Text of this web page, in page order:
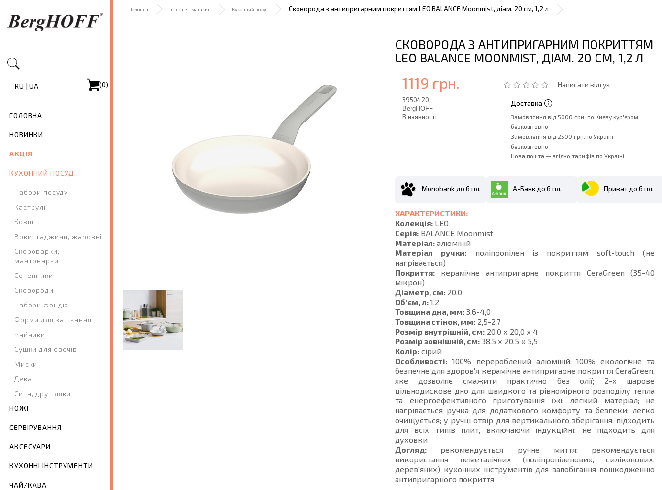
RU | UA (0)
ГОЛОВНА
НОВИНКИ
АКЦІЯ
КУХОННИЙ ПОСУД
Набори посуду
Каструлі
Ковші
Воки, таджини, жаровні
Скороварки,
мантоварки
Сотейники
Сковороди
Набори фондю
Форми для запікання
Чайники
Сушки для овочів
Миски
Дека
Сита, друшляки
НОЖІ
СЕРВІРУВАННЯ
АКСЕСУАРИ
КУХОННІ ІНСТРУМЕНТИ
ЧАЙ/КАВА
Головна Інтернет-магазин Кухонний посуд Сковорода з антипригарним покриттям LEO BALANCE Moonmist, діам. 20 см, 1,2 л
СКОВОРОДА З АНТИПРИГАРНИМ ПОКРИТТЯМ
LEO BALANCE MOONMIST, ДІАМ. 20 СМ, 1,2 Л
Написати відгук
1119 грн.
3950420
BergHOFF
В наявності
Доставка
Замовлення від 5000 грн. по Києву кур'єром
безкоштовно
Замовлення від 2500 грн.по Україні
безкоштовно
Нова пошта — згідно тарифів по Україні
Monobank до 6 пл. А-Банк до 6 пл. Приват до 6 пл.
ХАРАКТЕРИСТИКИ:
Колекція: LEO
Серія: BALANCE Moonmist
Матеріал: алюміній
Матеріал ручки: поліпропілен із покриттям soft-touch (не
нагрівається)
Покриття: керамічне антипригарне покриття CeraGreen (35-40
мікрон)
Діаметр, см: 20,0
Об'єм, л: 1,2
Товщина дна, мм: 3,6-4,0
Товщина стінок, мм: 2,5-2,7
Розмір внутрішній, см: 20,0 х 20,0 х 4
Розмір зовнішній, см: 38,5 х 20,5 х 5,5
Колір: сірий
Особливості: 100% перероблений алюміній; 100% екологічне та
безпечне для здоров'я керамічне антипригарне покриття CeraGreen,
яке дозволяє смажити практично без олії; 2-х шарове
цільнодискове дно для швидкого та рівномірного розподілу тепла
та енергоефективного приготування їжі; легкий матеріал; не
нагрівається ручка для додаткового комфорту та безпеки; легко
очищується; у ручці отвір для вертикального зберігання; підходить
для всіх типів плит, включаючи індукційні; не підходить для
духовки
Догляд: рекомендується ручне миття; рекомендується
використання неметалічних (поліпропіленових, силіконових,
дерев'яних) кухонних інструментів для запобігання пошкодженню
антипригарного покриття